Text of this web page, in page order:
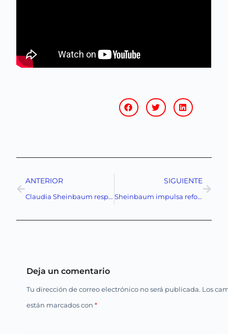
ANTERIOR
Claudia Sheinbaum responde con firmeza a críticas de Nayib Bukele sobre seguridad en México
SIGUIENTE
Sheinbaum impulsa reformas clave para enfrentar crisis de desapariciones en México
Deja un comentario
Tu dirección de correo electrónico no será publicada. Los
están marcados con*